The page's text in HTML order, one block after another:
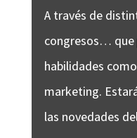
A través de
congresos… que
habilidades
marketing.
las novedades